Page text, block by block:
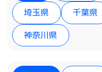
埼玉県 千葉県
神奈川県